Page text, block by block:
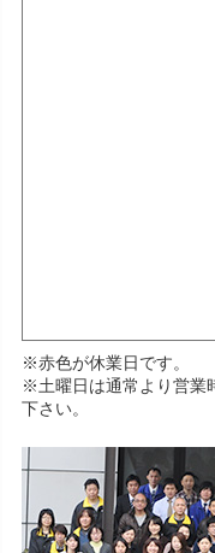
※赤色が休業日です。
※土曜日は通常より営業
下さい。